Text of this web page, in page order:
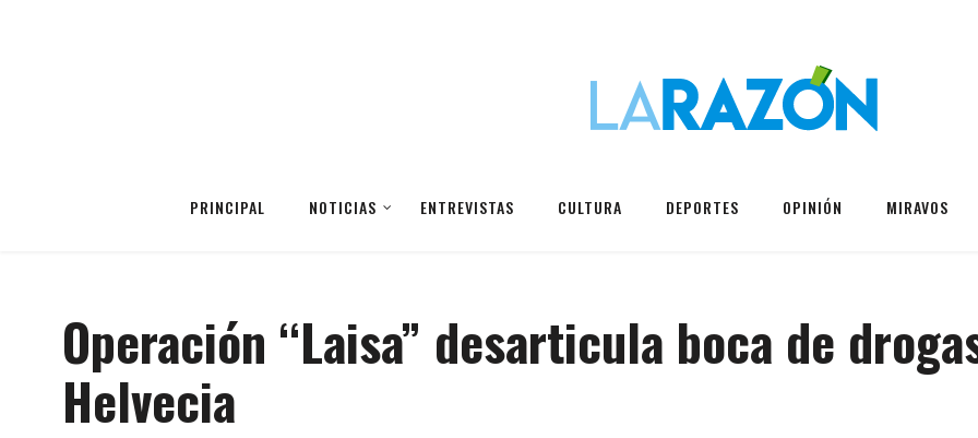
PRINCIPAL NOTICIAS ENTREVISTAS CULTURA DEPORTES OPINIÓN MIRAVOS
Operación “Laisa” desarticula boca de
Helvecia